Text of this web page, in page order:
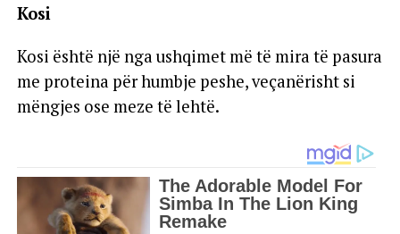
Kosi
Kosi është një nga ushqimet më të mira të pasura
me proteina për humbje peshe, veçanërisht si
mëngjes ose meze të lehtë.